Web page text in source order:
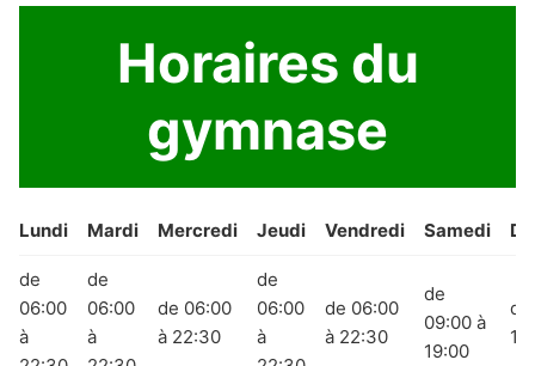
Horaires du
gymnase
Lundi Mardi Mercredi Jeudi Vendredi Samedi
de
06:00
à
de
06:00
à
de 06:00
à 22:30
de
06:00
à
de 06:00
à 22:30
de
09:00 à
19:00
de